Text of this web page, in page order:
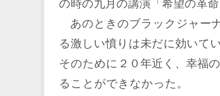
の時の九月の講演「希望の革
あのときのブラックジャー
る激しい憤りは未だに効いて
そのために２０年近く、幸福
ることができなかった。